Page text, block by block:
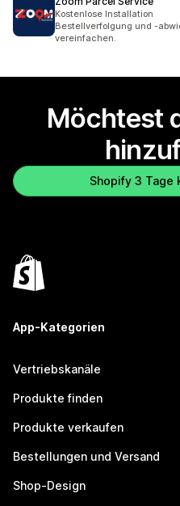
Kostenlose Installation
Bestellverfolgung und -
vereinfachen.
Möchtest
Shopify 3
App-Kategorien
Vertriebskanäle
Produkte finden
Produkte verkaufen
Bestellungen und Versand
Shop-Design